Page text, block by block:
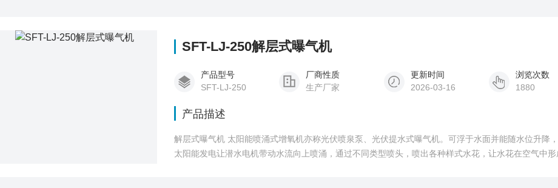
SFT-LJ-250解层式曝气机
产品型号
SFT-LJ-250
厂商性质
生产厂家
更新时间
2026-03-16
浏览次数
1880
产品描述
解层式曝气机 太阳能喷涌式增氧机亦称光伏喷泉泵、光伏提水式曝气机。可浮于水面并能随水位升降
太阳能发电让潜水电机带动水流向上喷涌，通过不同类型喷头，喷出各种样式水花，让水花在空气中